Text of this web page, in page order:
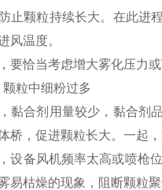
止颗粒持续长大。在此进
风温度。
要恰当考虑增大雾化压力
颗粒中细粉过多
黏合剂用量较少，黏合剂
桥，促进颗粒长大。一起
设备风机频率太高或喷枪
易枯燥的现象，阻断颗粒聚